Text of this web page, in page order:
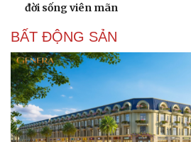
Cải chính
đời sống viên mãn
BẤT ĐỘNG SẢN